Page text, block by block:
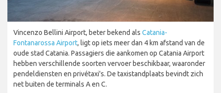
Vincenzo Bellini Airport, beter bekend als Catania-
Fontanarossa Airport, ligt op iets meer dan 4 km afstand van de
oude stad Catania. Passagiers die aankomen op Catania Airport
hebben verschillende soorten vervoer beschikbaar, waaronder
pendeldiensten en privétaxi's. De taxistandplaats bevindt zich
net buiten de terminals A en C.